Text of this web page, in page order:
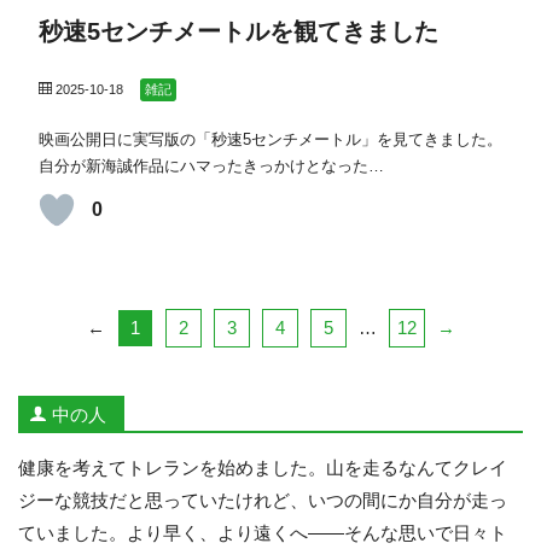
秒速5センチメートルを観てきました
2025-10-18 雑記
映画公開日に実写版の「秒速5センチメートル」を見てきました。
自分が新海誠作品にハマったきっかけとなった…
0
← 1 2 3 4 5 … 12 →
中の人
健康を考えてトレランを始めました。山を走るなんてクレイ
ジーな競技だと思っていたけれど、いつの間にか自分が走っ
ていました。より早く、より遠くへ——そんな思いで日々ト